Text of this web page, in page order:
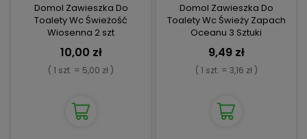
Domol Zawieszka Do
Toalety Wc Świeżość
Wiosenna 2 szt
10,00 zł
( 1 szt. = 5,00 zł )
Domol Zawieszka Do
Toalety Wc Świeży Zapach
Oceanu 3 Sztuki
9,49 zł
( 1 szt. = 3,16 zł )